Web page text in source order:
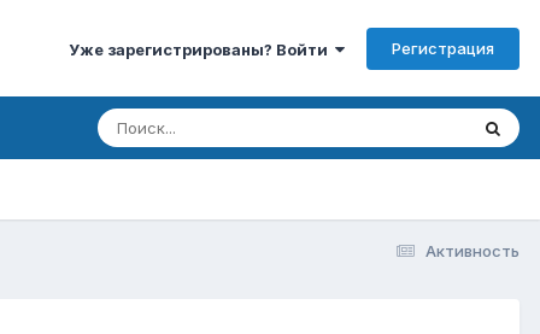
Уже зарегистрированы? Войти Регистрация
Активность